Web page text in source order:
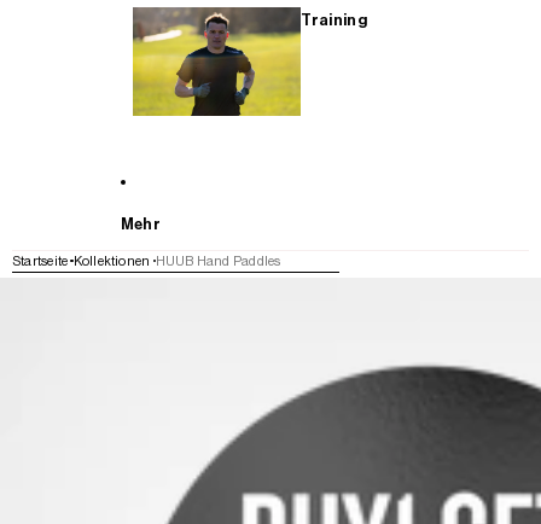
Training
Mehr
Startseite Kollektionen HUUB Hand Paddles
WEITER ZU DEN PRODUKTINFORMATIONEN